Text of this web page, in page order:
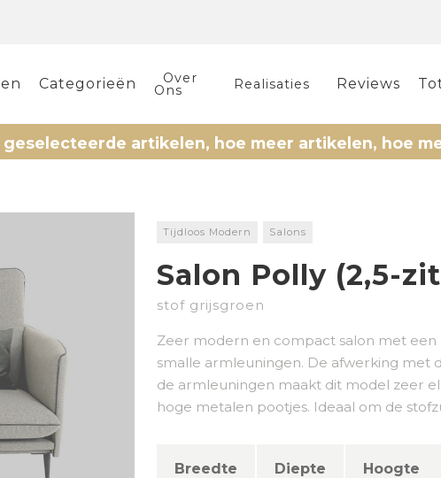
Categorieën Over
Ons Realisaties Reviews
artikelen, hoe meer artikelen, hoe meer
Tijdloos Modern Salons
Salon Polly (2,5-
stof grijsgroen
Zeer modern en compact salon met
smalle armleuningen. De afwerking met
de armleuningen maakt dit model zeer
hoge metalen pootjes. Ideaal om de
Breedte
Diepte
Hoogte